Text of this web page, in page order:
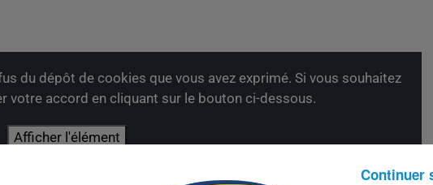
du dépôt de cookies que vous avez exprimé. Si vous souhaitez
votre accord en cliquant sur le bouton ci-dessous.
Afficher l'élément
Continuer